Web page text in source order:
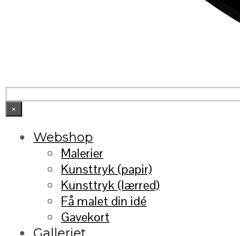
×
Webshop
Malerier
Kunsttryk (papir)
Kunsttryk (lærred)
Få malet din idé
Gavekort
Galleriet